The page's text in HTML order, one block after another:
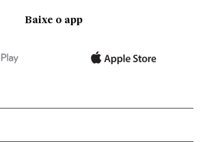
Baixe o app